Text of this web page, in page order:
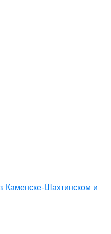
Каменске-Шахтинском и